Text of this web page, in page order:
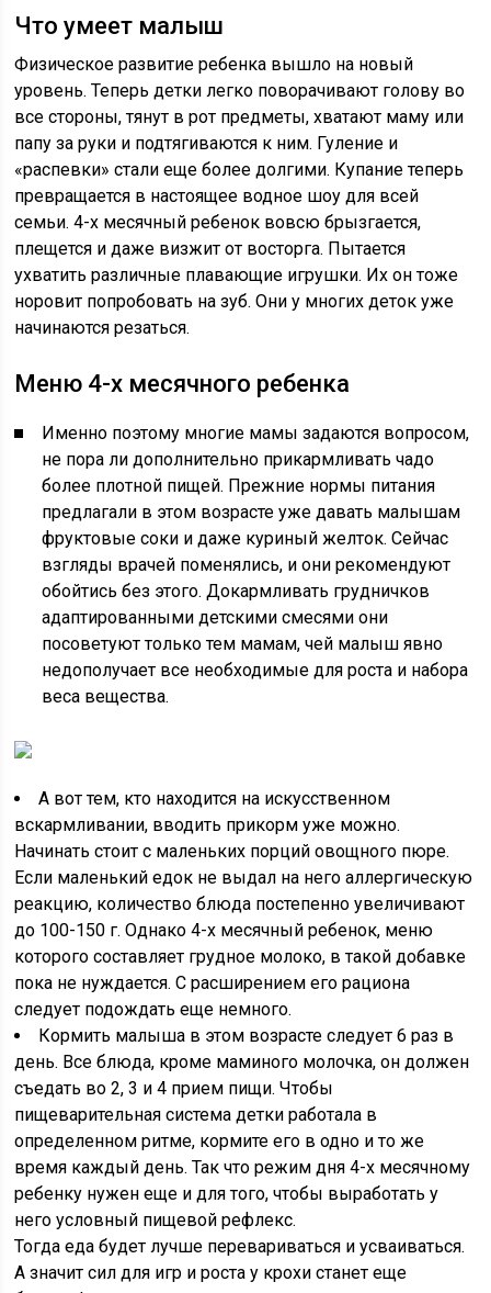
Что умеет малыш
Физическое развитие ребенка вышло на новый
уровень. Теперь детки легко поворачивают голову во
все стороны, тянут в рот предметы, хватают маму или
папу за руки и подтягиваются к ним. Гуление и
«распевки» стали еще более долгими. Купание теперь
превращается в настоящее водное шоу для всей
семьи. 4-х месячный ребенок вовсю брызгается,
плещется и даже визжит от восторга. Пытается
ухватить различные плавающие игрушки. Их он тоже
норовит попробовать на зуб. Они у многих деток уже
начинаются резаться.
Меню 4-х месячного ребенка
Именно поэтому многие мамы задаются вопросом,
не пора ли дополнительно прикармливать чадо
более плотной пищей. Прежние нормы питания
предлагали в этом возрасте уже давать малышам
фруктовые соки и даже куриный желток. Сейчас
взгляды врачей поменялись, и они рекомендуют
обойтись без этого. Докармливать грудничков
адаптированными детскими смесями они
посоветуют только тем мамам, чей малыш явно
недополучает все необходимые для роста и набора
веса вещества.
А вот тем, кто находится на искусственном
вскармливании, вводить прикорм уже можно.
Начинать стоит с маленьких порций овощного пюре.
Если маленький едок не выдал на него аллергическую
реакцию, количество блюда постепенно увеличивают
до 100-150 г. Однако 4-х месячный ребенок, меню
которого составляет грудное молоко, в такой добавке
пока не нуждается. С расширением его рациона
следует подождать еще немного.
Кормить малыша в этом возрасте следует 6 раз в
день. Все блюда, кроме маминого молочка, он должен
съедать во 2, 3 и 4 прием пищи. Чтобы
пищеварительная система детки работала в
определенном ритме, кормите его в одно и то же
время каждый день. Так что режим дня 4-х месячному
ребенку нужен еще и для того, чтобы выработать у
него условный пищевой рефлекс.
Тогда еда будет лучше перевариваться и усваиваться.
А значит сил для игр и роста у крохи станет еще